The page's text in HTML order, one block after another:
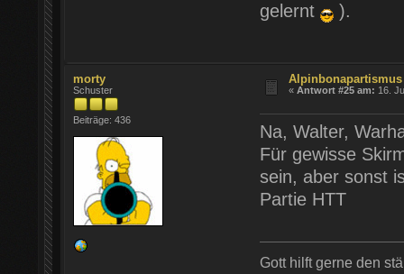
gelernt
).
morty
Schuster
Beiträge: 436
Alpinbonapartismus
«Antwort #25 am: 16.
Na, Walter,
Für gewisse
sein, aber sonst
Partie HTT
Gott hilft gerne den